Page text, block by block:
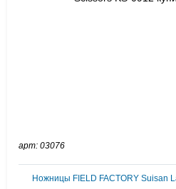
арт: 03076
Ножницы FIELD FACTORY Suisan